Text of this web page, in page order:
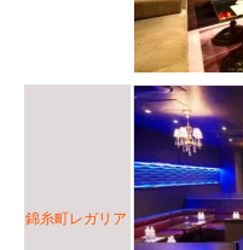
錦糸町レガリア